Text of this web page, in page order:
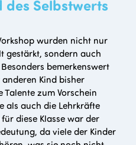
des Selbstwerts
wurden nicht nur
gestärkt, sondern auch
bemerkenswert
Kind bisher
zum Vorschein
als auch die Lehrkräfte
diese Klasse war der
da viele der Kinder